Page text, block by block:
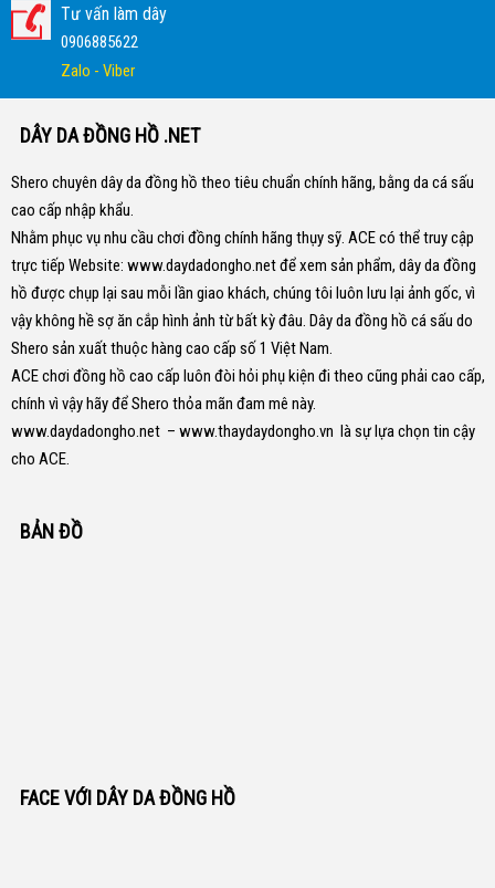
Tư vấn làm dây
0906885622
Zalo - Viber
DÂY DA ĐỒNG HỒ .NET
Shero chuyên dây da đồng hồ theo tiêu chuẩn chính hãng, bằng da cá sấu
cao cấp nhập khẩu.
Nhằm phục vụ nhu cầu chơi đồng chính hãng thụy sỹ. ACE có thể truy cập
trực tiếp Website: www.daydadongho.netđể xem sản phẩm, dây da đồng
hồ được chụp lại sau mỗi lần giao khách, chúng tôi luôn lưu lại ảnh gốc, vì
vậy không hề sợ ăn cắp hình ảnh từ bất kỳ đâu. Dây da đồng hồ cá sấu do
Shero sản xuất thuộc hàng cao cấp số 1 Việt Nam.
ACE chơi đồng hồ cao cấp luôn đòi hỏi phụ kiện đi theo cũng phải cao cấp,
chính vì vậy hãy để Shero thỏa mãn đam mê này.
www.daydadongho.net – www.thaydaydongho.vn là sự lựa chọn tin cậy
cho ACE.
BẢN ĐỒ
FACE VỚI DÂY DA ĐỒNG HỒ